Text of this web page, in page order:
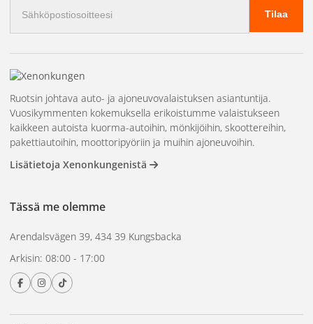
Tilaa
Ruotsin johtava auto- ja ajoneuvovalaistuksen asiantuntija.
Vuosikymmenten kokemuksella erikoistumme valaistukseen
kaikkeen autoista kuorma-autoihin, mönkijöihin, skoottereihin,
pakettiautoihin, moottoripyöriin ja muihin ajoneuvoihin.
Lisätietoja Xenonkungenistä
Tässä me olemme
Arendalsvägen 39, 434 39 Kungsbacka
Arkisin: 08:00 - 17:00